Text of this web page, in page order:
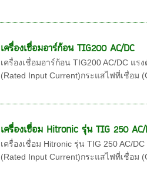
เครื่องเชื่อมอาร์ก้อน TIG200 AC/DC
เครื่องเชื่อมอาร์ก้อน TIG200 AC/DC แ
(Rated Input Current)กระแสไฟที่เชื่อม
เครื่องเชื่อม Hitronic รุ่น TIG 250 AC/
เครื่องเชื่อม Hitronic รุ่น TIG 250 AC/
(Rated Input Current)กระแสไฟที่เชื่อม